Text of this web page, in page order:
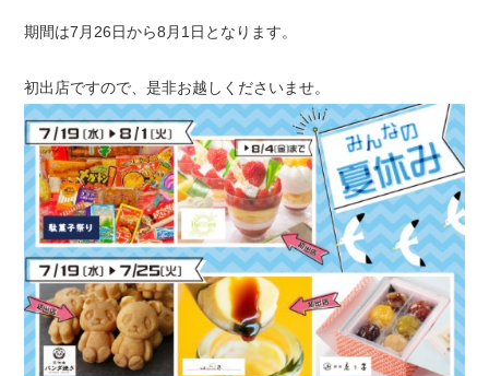
期間は7月26日から8月1日となります。
初出店ですので、是非お越しくださいませ。